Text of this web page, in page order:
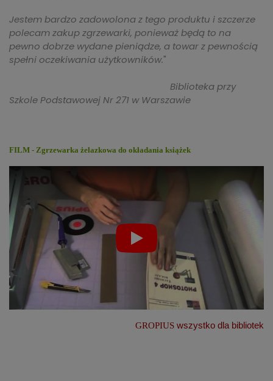
Jestem bardzo zadowolona z tego produktu i szczerze
polecam zakup zgrzewarki, ponieważ będą to na
pewno dobrze wydane pieniądze, a towar z pewnością
spełni oczekiwania użytkowników."
Biblioteka przy
Szkole Podstawowej Nr 271 w Warszawie
FILM - Zgrzewarka żelazkowa do okładania książek
GROPIUS wszystko dla bibliotek